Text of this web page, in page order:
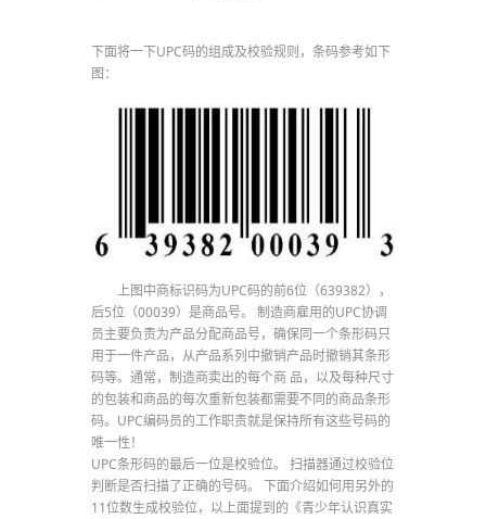
下面将一下UPC码的组成及校验规则，条码参考如下
图：
上图中商标识码为UPC码的前6位（639382），
后5位（00039）是商品号。 制造商雇用的UPC协调
员主要负责为产品分配商品号，确保同一个条形码只
用于一件产品，从产品系列中撤销产品时撤销其条形
码等。通常，制造商卖出的每个商 品，以及每种尺寸
的包装和商品的每次重新包装都需要不同的商品条形
码。UPC编码员的工作职责就是保持所有这些号码的
唯一性！
UPC条形码的最后一位是校验位。 扫描器通过校验位
判断是否扫描了正确的号码。 下面介绍如何用另外的
11位数生成校验位，以上面提到的《青少年认识真实